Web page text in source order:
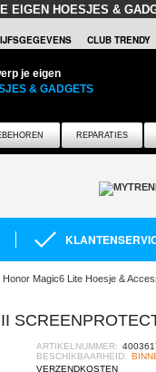
EIGEN HOESJES &
CLUB TRENDY
je eigen
& GADGETS
REPARATIES
Honor Magic6 Lite Hoesje &
ARTIKELNUMMER:
BESCHIKBAARHEID:
VERZENDKOSTEN